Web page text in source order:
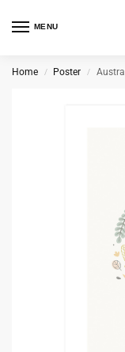
MENU
Home / Poster /